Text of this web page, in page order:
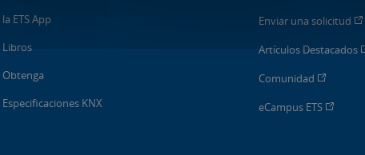
la ETS App
Libros
Obtenga
Especificaciones KNX
Enviar una solicitud
Artículos Destacados
Comunidad
eCampus ETS